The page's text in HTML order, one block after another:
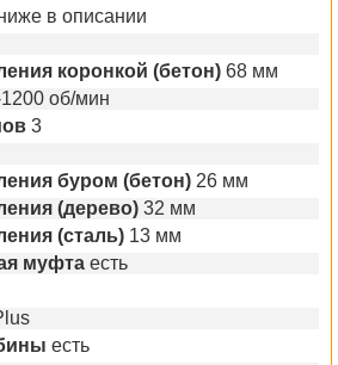
в описании
коронкой (бетон) 68 мм
об/мин
3
буром (бетон) 26 мм
(дерево) 32 мм
(сталь) 13 мм
муфта есть
есть